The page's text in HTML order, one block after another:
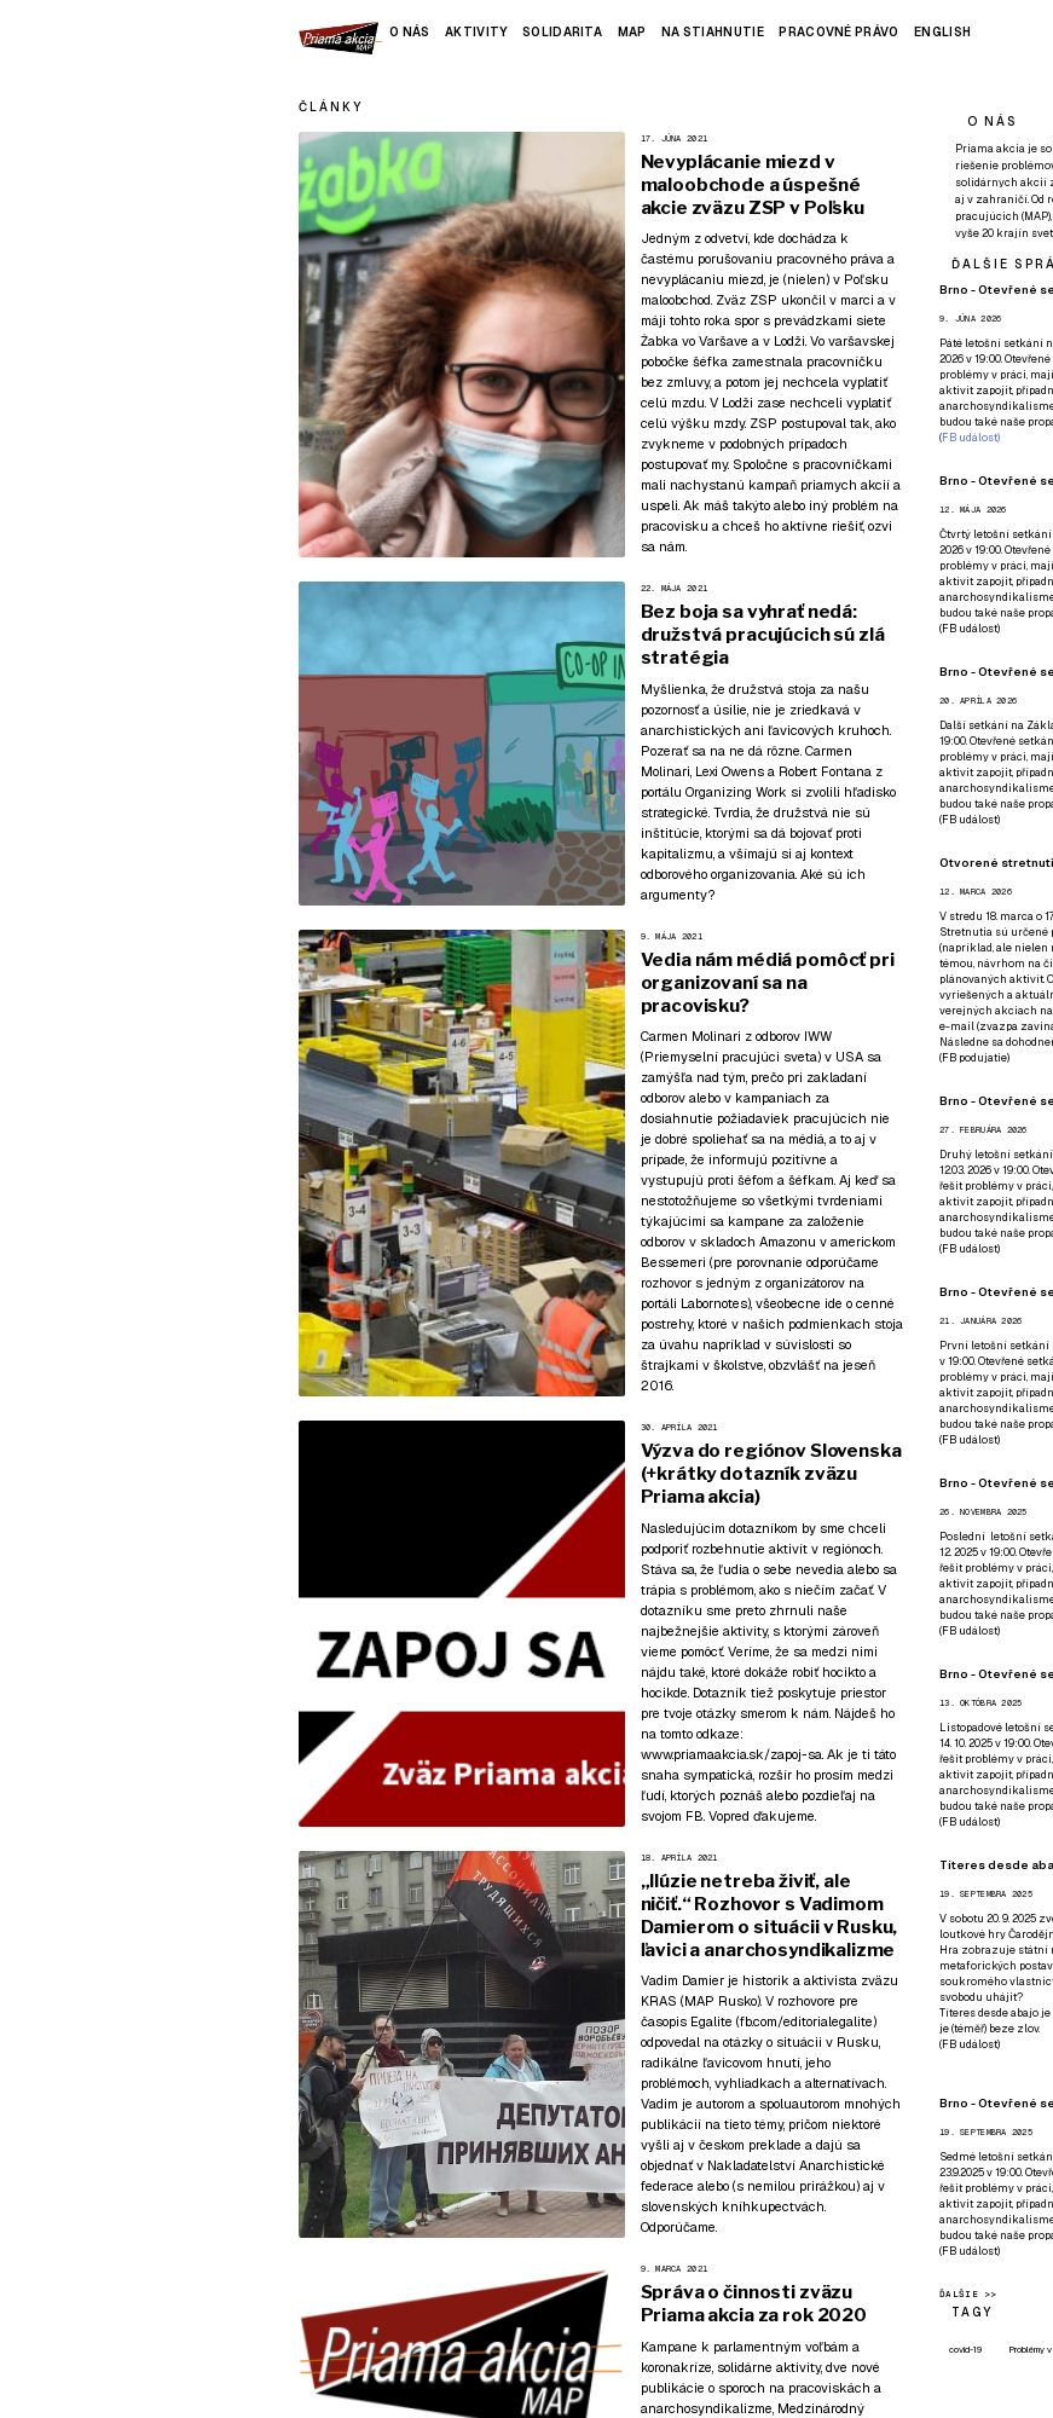
O NÁS AKTIVITY SOLIDARITA MAP NA STIAHNUTIE PRACOVNÉ PRÁVO ENGLISH
ČLÁNKY
17. JÚNA 2021
Nevyplácanie miezd v
maloobchode a úspešné
akcie zväzu ZSP v Poľsku
Jedným z odvetví, kde dochádza k
častému porušovaniu pracovného práva a
nevyplácaniu miezd, je (nielen) v Poľsku
maloobchod. Zväz ZSP ukončil v marci a v
máji tohto roka spor s prevádzkami siete
Żabka vo Varšave a v Lodži. Vo varšavskej
pobočke šéfka zamestnala pracovníčku
bez zmluvy, a potom jej nechcela vyplatiť
celú mzdu. V Lodži zase nechceli vyplatiť
celú výšku mzdy. ZSP postupoval tak, ako
zvykneme v podobných prípadoch
postupovať my. Spoločne s pracovníčkami
mali nachystanú kampaň priamych akcií a
uspeli. Ak máš takýto alebo iný problém na
pracovisku a chceš ho aktívne riešiť, ozvi
sa nám.
22. MÁJA 2021
Bez boja sa vyhrať nedá:
družstvá pracujúcich sú zlá
stratégia
Myšlienka, že družstvá stoja za našu
pozornosť a úsilie, nie je zriedkavá v
anarchistických ani ľavicových kruhoch.
Pozerať sa na ne dá rôzne. Carmen
Molinari, Lexi Owens a Robert Fontana z
portálu Organizing Work si zvolili hľadisko
strategické. Tvrdia, že družstvá nie sú
inštitúcie, ktorými sa dá bojovať proti
kapitalizmu, a všímajú si aj kontext
odborového organizovania. Aké sú ich
argumenty?
9. MÁJA 2021
Vedia nám médiá pomôcť pri
organizovaní sa na
pracovisku?
Carmen Molinari z odborov IWW
(Priemyselní pracujúci sveta) v USA sa
zamýšľa nad tým, prečo pri zakladaní
odborov alebo v kampaniach za
dosiahnutie požiadaviek pracujúcich nie
je dobré spoliehať sa na médiá, a to aj v
prípade, že informujú pozitívne a
vystupujú proti šéfom a šéfkam. Aj keď sa
nestotožňujeme so všetkými tvrdeniami
týkajúcimi sa kampane za založenie
odborov v skladoch Amazonu v americkom
Bessemeri (pre porovnanie odporúčame
rozhovor s jedným z organizátorov na
portáli Labornotes), všeobecne ide o cenné
postrehy, ktoré v našich podmienkach stoja
za úvahu napríklad v súvislosti so
štrajkami v školstve, obzvlášť na jeseň
2016.
30. APRÍLA 2021
Výzva do regiónov Slovenska
(+krátky dotazník zväzu
Priama akcia)
Nasledujúcim dotazníkom by sme chceli
podporiť rozbehnutie aktivít v regiónoch.
Stáva sa, že ľudia o sebe nevedia alebo sa
trápia s problémom, ako s niečím začať. V
dotazníku sme preto zhrnuli naše
najbežnejšie aktivity, s ktorými zároveň
vieme pomôcť. Veríme, že sa medzi nimi
nájdu také, ktoré dokáže robiť hocikto a
hocikde. Dotazník tiež poskytuje priestor
pre tvoje otázky smerom k nám. Nájdeš ho
na tomto odkaze:
www.priamaakcia.sk/zapoj-sa . Ak je ti táto
snaha sympatická, rozšír ho prosím medzi
ľudí, ktorých poznáš alebo pozdieľaj na
svojom FB. Vopred ďakujeme.
18. APRÍLA 2021
„Ilúzie netreba živiť, ale
ničiť.“ Rozhovor s Vadimom
Damierom o situácii v Rusku,
ľavici a anarchosyndikalizme
Vadim Damier je historik a aktivista zväzu
KRAS (MAP Rusko). V rozhovore pre
časopis Egalite (fb.com/editorialegalite)
odpovedal na otázky o situácii v Rusku,
radikálne ľavicovom hnutí, jeho
problémoch, vyhliadkach a alternatívach.
Vadim je autorom a spoluautorom mnohých
publikácií na tieto témy, pričom niektoré
vyšli aj v českom preklade a dajú sa
objednať v Nakladatelství Anarchistické
federace alebo (s nemilou prirážkou) aj v
slovenských kníhkupectvách.
Odporúčame.
9. MARCA 2021
Správa o činnosti zväzu
Priama akcia za rok 2020
Kampane k parlamentným voľbám a
koronakríze, solidárne aktivity, dve nové
publikácie o sporoch na pracoviskách a
anarchosyndikalizme, Medzinárodný
O NÁS
Priama akcia je
riešenie
solidárnych akcií
aj v zahraničí. Od
pracujúcich
vyše 20 krajín
ĎALŠIE
Brno - Otevřené
9. JÚNA 2026
Páté letošní setkání
2026 v 19:00.
problémy v práci,
aktivit zapojit,
budou také naše
(FB událost)
Brno - Otevřené
12. MÁJA 2026
Čtvrtý letošní setkání
2026 v 19:00.
problémy v práci,
aktivit zapojit,
budou také naše
(FB událost)
Brno - Otevřené
20. APRÍLA 2026
Další setkání na
19:00. Otevřené
problémy v práci,
aktivit zapojit,
budou také naše
(FB událost)
Otvorené
12. MARCA 2026
V stredu 18. marca o
Stretnutia sú určené
(napríklad, ale nielen
témou, návrhom na
plánovaných aktivít.
vyriešených a
verejných akciach
e-mail (zvazpa
Následne sa
(FB podujatie)
Brno - Otevřené
27. FEBRUÁRA 2026
Druhý letošní
12.03. 2026 v 19:00.
řešit problémy v
aktivit zapojit,
budou také naše
(FB událost)
Brno - Otevřené
21. JANUÁRA 2026
První letošní setkání
v 19:00. Otevřené
problémy v práci,
aktivit zapojit,
budou také naše
(FB událost)
Brno - Otevřené
26. NOVEMBRA 2025
Poslední letošní
12. 2025 v 19:00.
řešit problémy v
aktivit zapojit,
budou také naše
(FB událost)
Brno - Otevřené
13. OKTÓBRA 2025
Listopadové letošní
14. 10. 2025 v 19:00.
řešit problémy v
aktivit zapojit,
budou také naše
(FB událost)
Títeres desde
19. SEPTEMBRA 2025
V sobotu 20. 9. 2025
loutkové hry
Hra zobrazuje státní
metaforických
soukromého
svobodu uhájit?
Títeres desde abajo
je (téměř) beze zlov.
(FB událost)
Brno - Otevřené
19. SEPTEMBRA 2025
Sedmé letošní
23.9.2025 v 19:00.
řešit problémy v
aktivit zapojit,
budou také naše
(FB událost)
ĎALŠIE >>
TAGY
covid-19 Problémy